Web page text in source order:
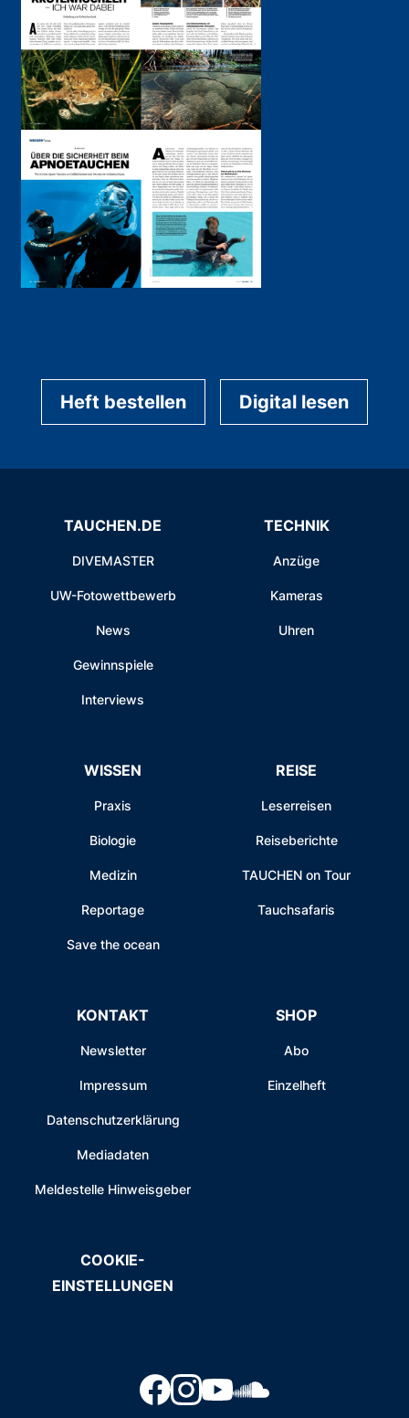
Heft bestellen Digital lesen
TAUCHEN.DE
DIVEMASTER
UW-Fotowettbewerb
News
Gewinnspiele
Interviews
TECHNIK
Anzüge
Kameras
Uhren
WISSEN
Praxis
Biologie
Medizin
Reportage
Save the ocean
REISE
Leserreisen
Reiseberichte
TAUCHEN on Tour
Tauchsafaris
KONTAKT
Newsletter
Impressum
Datenschutzerklärung
Mediadaten
Meldestelle Hinweisgeber
SHOP
Abo
Einzelheft
COOKIE-
EINSTELLUNGEN